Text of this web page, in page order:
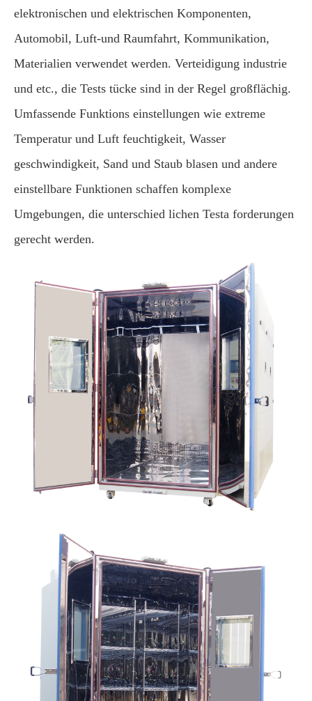
elektronischen und elektrischen Komponenten,
Automobil, Luft-und Raumfahrt, Kommunikation,
Materialien verwendet werden. Verteidigung industrie
und etc., die Tests tücke sind in der Regel großflächig.
Umfassende Funktions einstellungen wie extreme
Temperatur und Luft feuchtigkeit, Wasser
geschwindigkeit, Sand und Staub blasen und andere
einstellbare Funktionen schaffen komplexe
Umgebungen, die unterschied lichen Testa forderungen
gerecht werden.